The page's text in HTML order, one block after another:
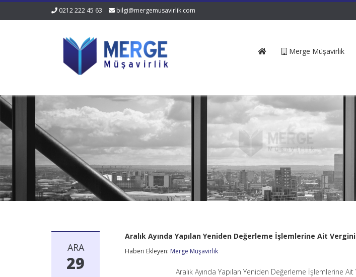
0212 222 45 63 bilgi@mergemusavirlik.com
Merge Müşavirlik
ARA
29
Aralık Ayında Yapılan Yeniden Değerleme İşlemlerine Ait
Haberi Ekleyen: Merge Müşavirlik
Aralık Ayında Yapılan Yeniden Değerleme İşlemlerine